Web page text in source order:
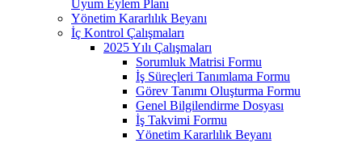
Uyum Eylem Planı
Yönetim Kararlılık Beyanı
İç Kontrol Çalışmaları
2025 Yılı Çalışmaları
Sorumluk Matrisi Formu
İş Süreçleri Tanımlama Formu
Görev Tanımı Oluşturma Formu
Genel Bilgilendirme Dosyası
İş Takvimi Formu
Yönetim Kararlılık Beyanı